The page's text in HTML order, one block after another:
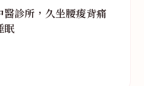
診所，久坐腰痠背痛
眠